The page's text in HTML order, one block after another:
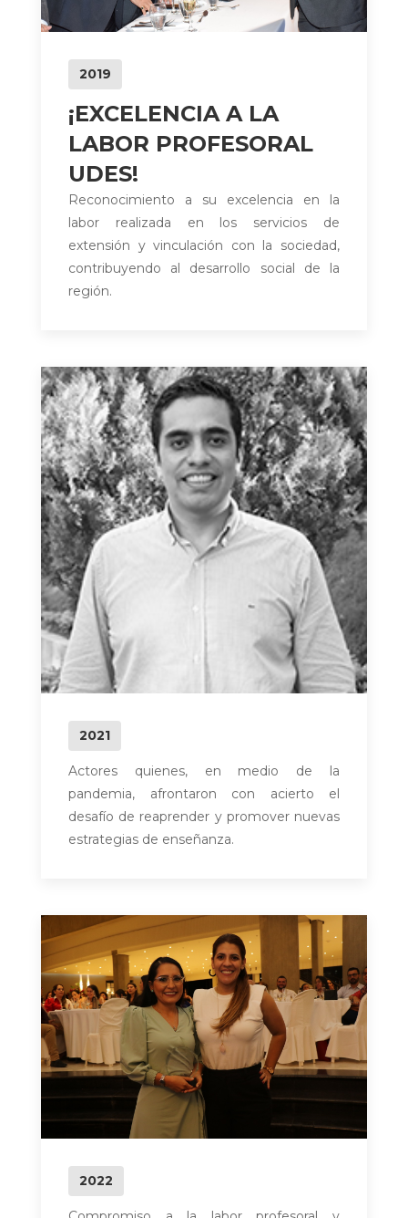
2019
¡EXCELENCIA A LA
LABOR PROFESORAL
UDES!
Reconocimiento a su excelencia en la
labor realizada en los servicios de
extensión y vinculación con la sociedad,
contribuyendo al desarrollo social de la
región.
2021
Actores quienes, en medio de la
pandemia, afrontaron con acierto el
desafío de reaprender y promover nuevas
estrategias de enseñanza.
2022